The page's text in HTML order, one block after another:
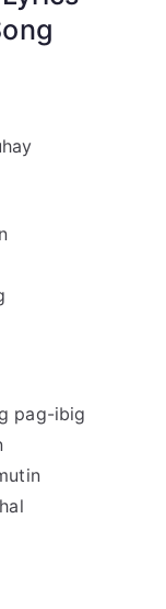
pag-ibig